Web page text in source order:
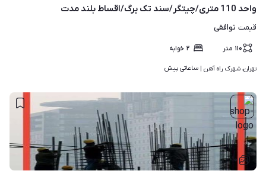
واحد 110 متری/چیتگر/سند تک برگ/اقساط بلند مدت
قیمت توافقی
۱۱۰ متر ۲ خوابه
تهران، شهرک راه آهن | ساعاتی پیش
۱۰